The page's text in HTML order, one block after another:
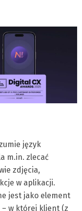
język
m.in. zlecać
zdjęcia,
w aplikacji.
jest jako element
w której klient (z